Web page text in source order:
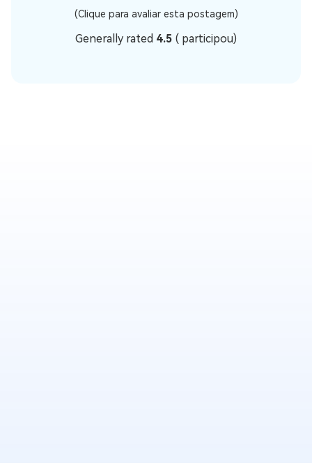
(Clique para avaliar esta postagem)
Generally rated 4.5 ( participou)